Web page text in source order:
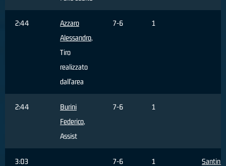
2:44
Azzaro
Alessandro,
Tiro
realizzato
dall'area
7-6 1
2:44
Burini
Federico,
Assist
7-6 1
3:03 7-6 1
Santini